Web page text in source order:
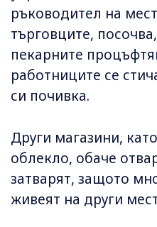
ръководител на
търговците,
пекарните
работниците се
си почивка.
Други магазини,
облекло, обаче
затварят, защото
живеят на други